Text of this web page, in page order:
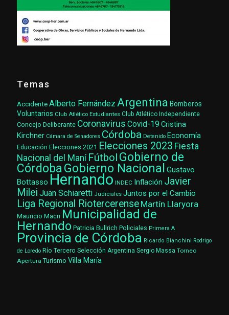
Temas
AccidenteAlberto Fernández Argentina Bomberos
Voluntarios Club Atlético Estudiantes Club Atlético Independiente
Concejo Deliberante Coronavirus Covid-19 Cristina
Kirchner Cámara de Senadores Córdoba Detenido Economía
Educación Elecciones 2021 Elecciones 2023 Fiesta
Nacional del Maní Fútbol Gobierno de
CórdobaGobierno Nacional Gustavo
Bottasso Hernando INDEC Inflación Javier
Milei Juan Schiaretti Judiciales Juntos por el Cambio
Liga Regional Riotercerense Martín Llaryora
Mauricio Macri Municipalidad de
Hernando Patricia Bullrich Policiales Primera A
Provincia de Córdoba Ricardo Bianchini Rodrigo
de Loredo Río Tercero Selección Argentina Sergio Massa Torneo
Apertura Turismo Villa María